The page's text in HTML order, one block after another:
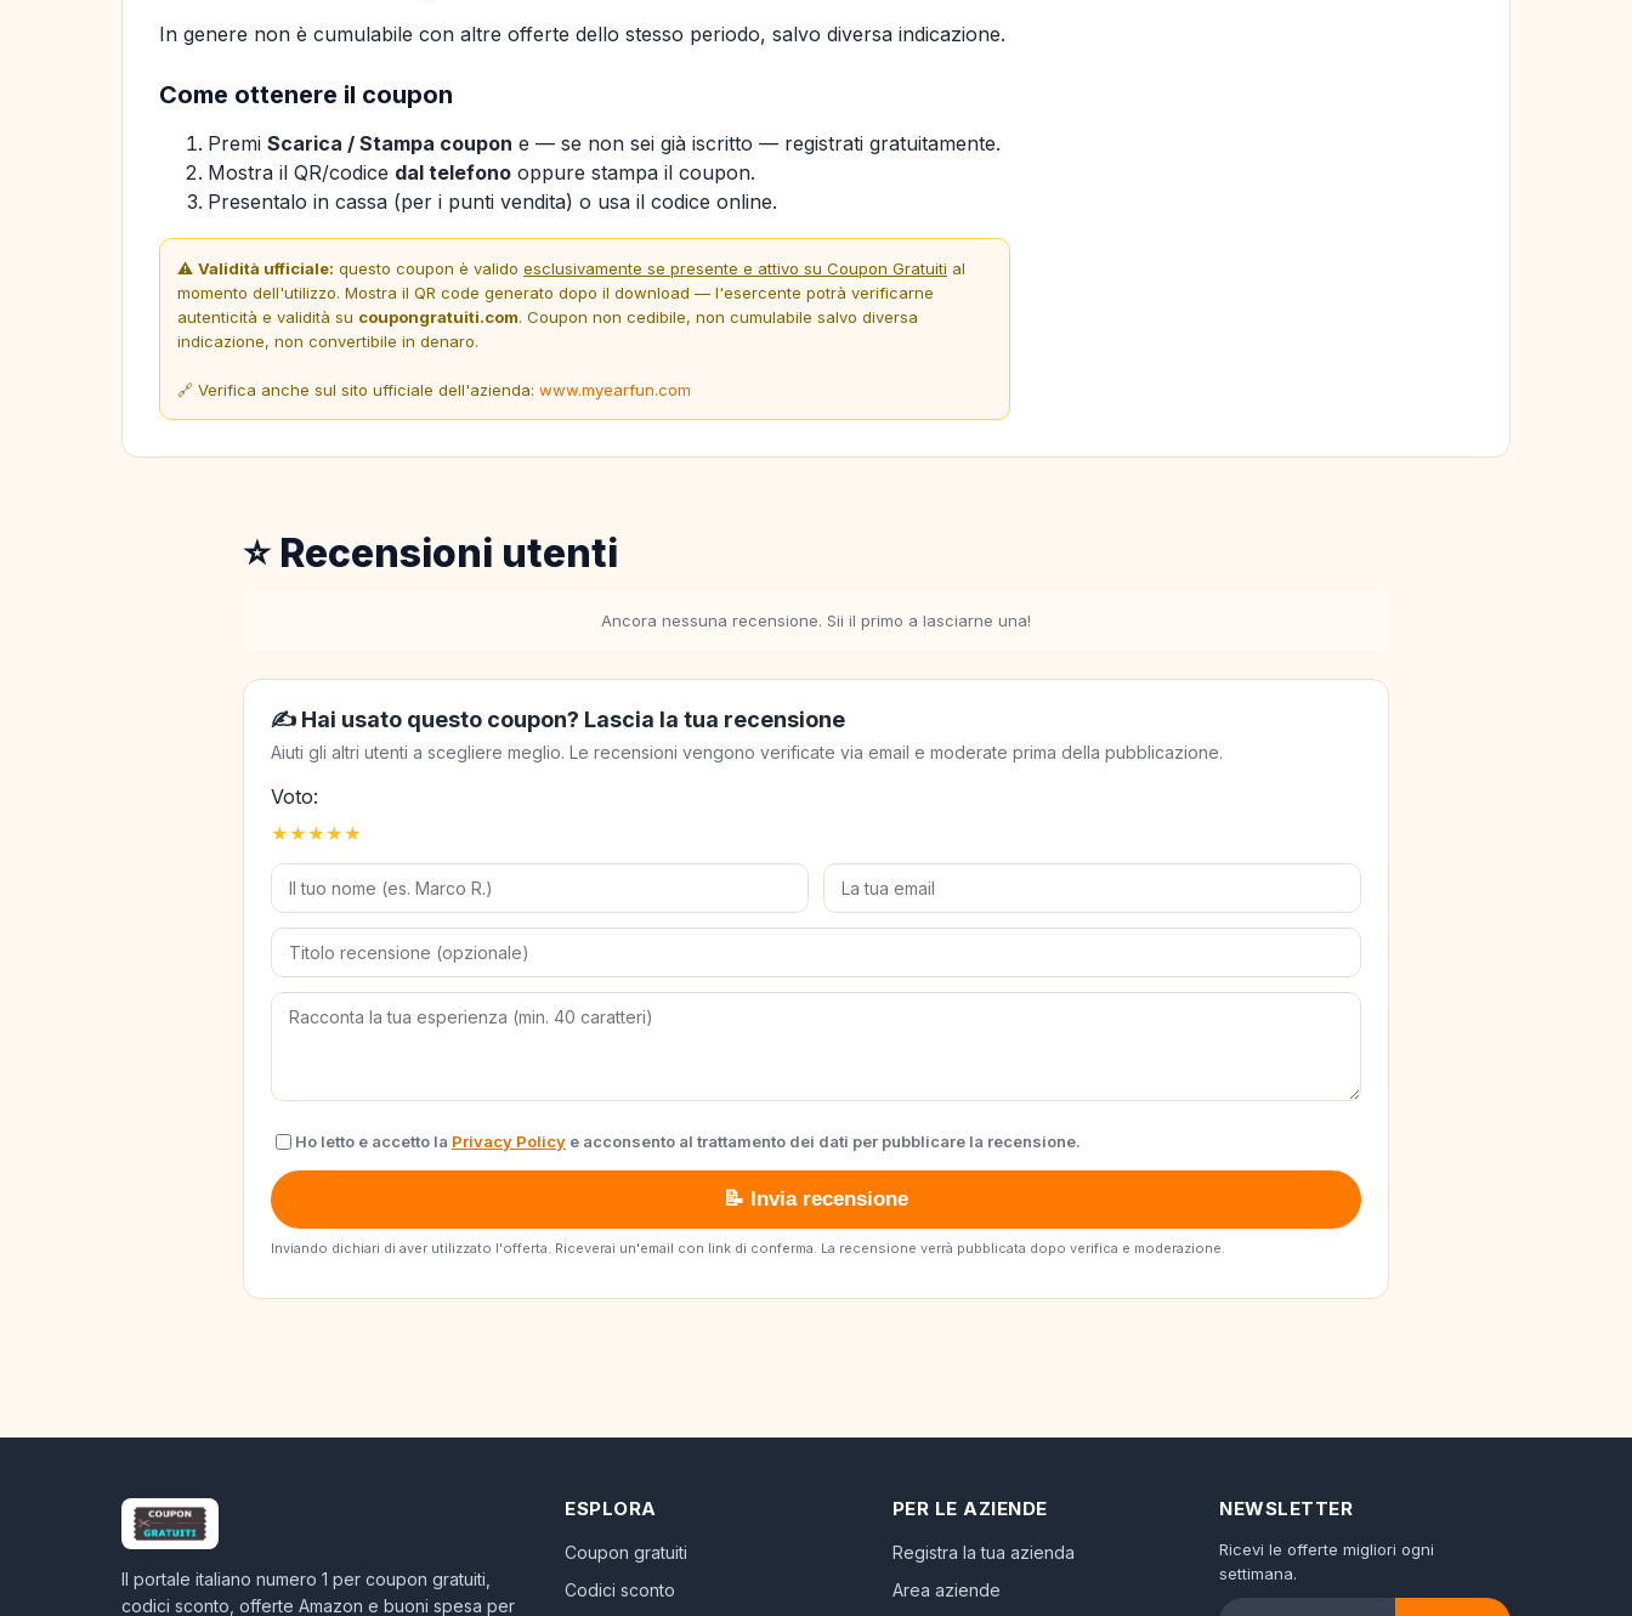
In genere non è cumulabile con altre offerte dello stesso periodo, salvo diversa indicazione.
Come ottenere il coupon
Premi Scarica / Stampa coupon e — se non sei già iscritto — registrati gratuitamente.
Mostra il QR/codice dal telefono oppure stampa il coupon.
Presentalo in cassa (per i punti vendita) o usa il codice online.
⚠️ Validità ufficiale: questo coupon è valido esclusivamente se presente e attivo su Coupon Gratuiti al
momento dell'utilizzo. Mostra il QR code generato dopo il download — l'esercente potrà verificarne
autenticità e validità su coupongratuiti.com. Coupon non cedibile, non cumulabile salvo diversa
indicazione, non convertibile in denaro.
🔗 Verifica anche sul sito ufficiale dell'azienda: www.myearfun.com
⭐ Recensioni utenti
Ancora nessuna recensione. Sii il primo a lasciarne una!
✍️ Hai usato questo coupon? Lascia la tua recensione
Aiuti gli altri utenti a scegliere meglio. Le recensioni vengono verificate via email e moderate prima della pubblicazione.
Voto:
★
★
★
★
★
Ho letto e accetto la Privacy Policy e acconsento al trattamento dei dati per pubblicare la recensione.
📝 Invia recensione
Inviando dichiari di aver utilizzato l'offerta. Riceverai un'email con link di conferma. La recensione verrà pubblicata dopo verifica e moderazione.
Il portale italiano numero 1 per coupon gratuiti,
codici sconto, offerte Amazon e buoni spesa per
ESPLORA
Coupon gratuiti
Codici sconto
PER LE AZIENDE
Registra la tua azienda
Area aziende
NEWSLETTER
Ricevi le offerte migliori ogni
settimana.